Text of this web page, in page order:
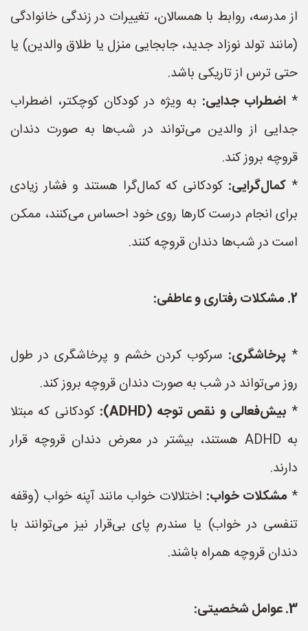
از مدرسه، روابط با همسالان، تغییرات در زندگی خانوادگی
(مانند تولد نوزاد جدید، جابجایی منزل یا طلاق والدین) یا
حتی ترس از تاریکی باشد.
* اضطراب جدایی: به ویژه در کودکان کوچکتر، اضطراب
جدایی از والدین می‌تواند در شب‌ها به صورت دندان
قروچه بروز کند.
* کمال‌گرایی: کودکانی که کمال‌گرا هستند و فشار زیادی
برای انجام درست کارها روی خود احساس می‌کنند، ممکن
است در شب‌ها دندان قروچه کنند.
2. مشکلات رفتاری و عاطفی:
* پرخاشگری: سرکوب کردن خشم و پرخاشگری در طول
روز می‌تواند در شب به صورت دندان قروچه بروز کند.
* بیش‌فعالی و نقص توجه (ADHD):
کودکانی که مبتلا
به ADHD هستند، بیشتر در معرض دندان قروچه قرار
دارند.
* مشکلات خواب: اختلالات خواب مانند آپنه خواب (وقفه
تنفسی در خواب) یا سندرم پای بی‌قرار نیز می‌توانند با
دندان قروچه همراه باشند.
3. عوامل شخصیتی: